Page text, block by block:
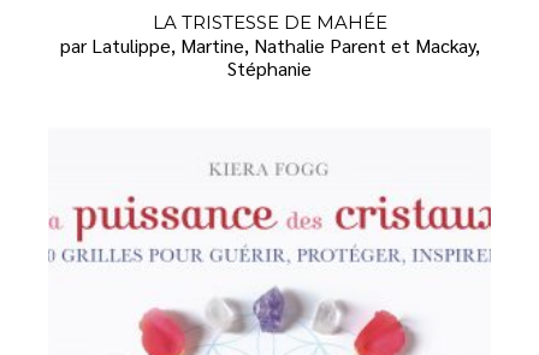
LA TRISTESSE DE MAHÉE
par Latulippe, Martine, Nathalie Parent et Mackay,
Stéphanie